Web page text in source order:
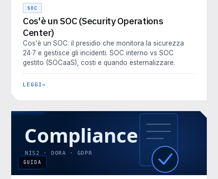
SOC
Cos'è un SOC (Security Operations
Center)
Cos'è un SOC: il presidio che monitora la sicurezza
24·7 e gestisce gli incidenti. SOC interno vs SOC
gestito (SOCaaS), costi e quando esternalizzare.
LEGGI
GUIDA